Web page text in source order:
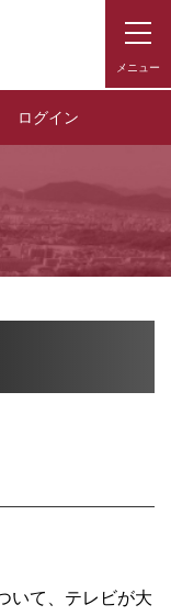
ログイン
いて、テレビが大